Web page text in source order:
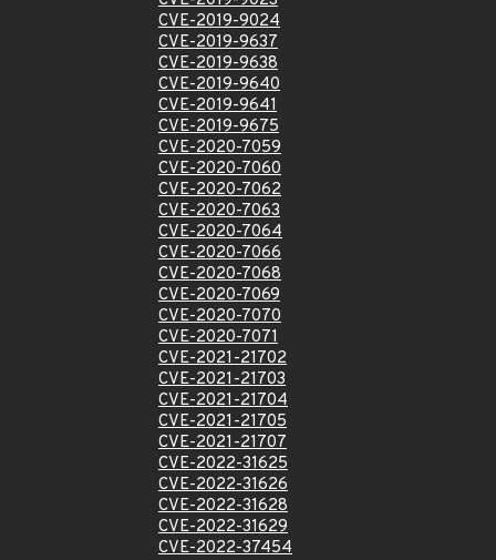
CVE-2019-9024
CVE-2019-9637
CVE-2019-9638
CVE-2019-9640
CVE-2019-9641
CVE-2019-9675
CVE-2020-7059
CVE-2020-7060
CVE-2020-7062
CVE-2020-7063
CVE-2020-7064
CVE-2020-7066
CVE-2020-7068
CVE-2020-7069
CVE-2020-7070
CVE-2020-7071
CVE-2021-21702
CVE-2021-21703
CVE-2021-21704
CVE-2021-21705
CVE-2021-21707
CVE-2022-31625
CVE-2022-31626
CVE-2022-31628
CVE-2022-31629
CVE-2022-37454